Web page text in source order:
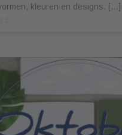
kleuren en designs. […]